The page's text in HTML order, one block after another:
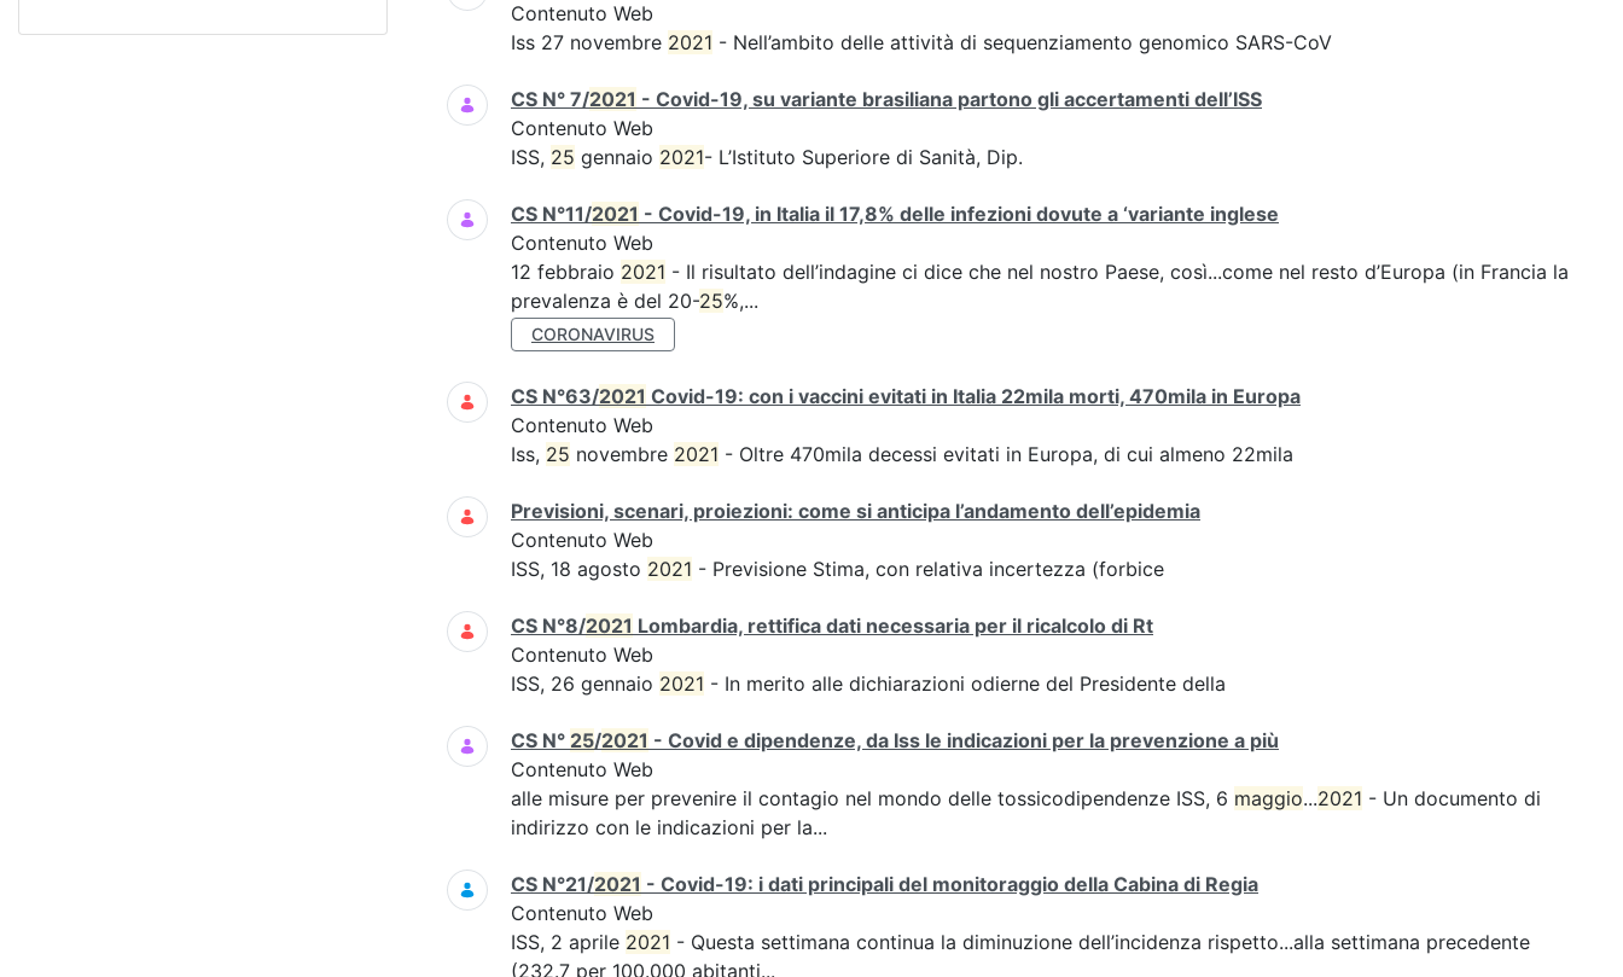
Contenuto Web
Iss 27 novembre 2021 - Nell’ambito delle attività di sequenziamento genomico SARS-CoV
CS N° 7/2021 - Covid-19, su variante brasiliana partono gli accertamenti dell’ISS
Contenuto Web
ISS, 25 gennaio 2021- L’Istituto Superiore di Sanità, Dip.
CS N°11/2021 - Covid-19, in Italia il 17,8% delle infezioni dovute a ‘variante inglese
Contenuto Web
12 febbraio 2021 - Il risultato dell’indagine ci dice che nel nostro Paese, così...come nel resto d’Europa (in Francia la
prevalenza è del 20-25%,...
CORONAVIRUS
CS N°63/2021 Covid-19: con i vaccini evitati in Italia 22mila morti, 470mila in Europa
Contenuto Web
Iss, 25 novembre 2021 - Oltre 470mila decessi evitati in Europa, di cui almeno 22mila
Previsioni, scenari, proiezioni: come si anticipa l’andamento dell’epidemia
Contenuto Web
ISS, 18 agosto 2021 - Previsione Stima, con relativa incertezza (forbice
CS N°8/2021 Lombardia, rettifica dati necessaria per il ricalcolo di Rt
Contenuto Web
ISS, 26 gennaio 2021 - In merito alle dichiarazioni odierne del Presidente della
CS N° 25/2021 - Covid e dipendenze, da Iss le indicazioni per la prevenzione a più
Contenuto Web
alle misure per prevenire il contagio nel mondo delle tossicodipendenze ISS, 6 maggio...2021 - Un documento di
indirizzo con le indicazioni per la...
CS N°21/2021 - Covid-19: i dati principali del monitoraggio della Cabina di Regia
Contenuto Web
ISS, 2 aprile 2021 - Questa settimana continua la diminuzione dell’incidenza rispetto...alla settimana precedente
(232.7 per 100.000 abitanti...